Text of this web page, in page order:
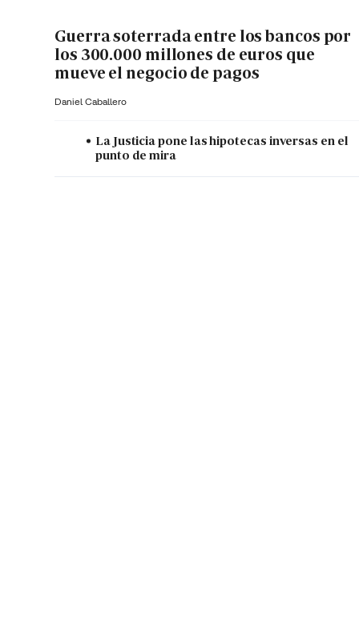
Guerra soterrada entre los bancos por
los 300.000 millones de euros que
mueve el negocio de pagos
Daniel Caballero
La Justicia pone las hipotecas inversas en el
punto de mira